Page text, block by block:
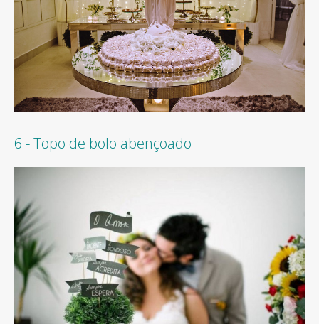
6 - Topo de bolo abençoado